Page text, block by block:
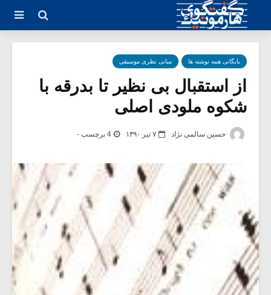
بایگانی همه نوشته ها مبانی نظری موسیقی
از استقبال بی نظیر تا بدرقه با
شکوه ملودی اصلی
حسین سالمی نژاد ۷ تیر ۱۳۹۰ 4 برچسب -